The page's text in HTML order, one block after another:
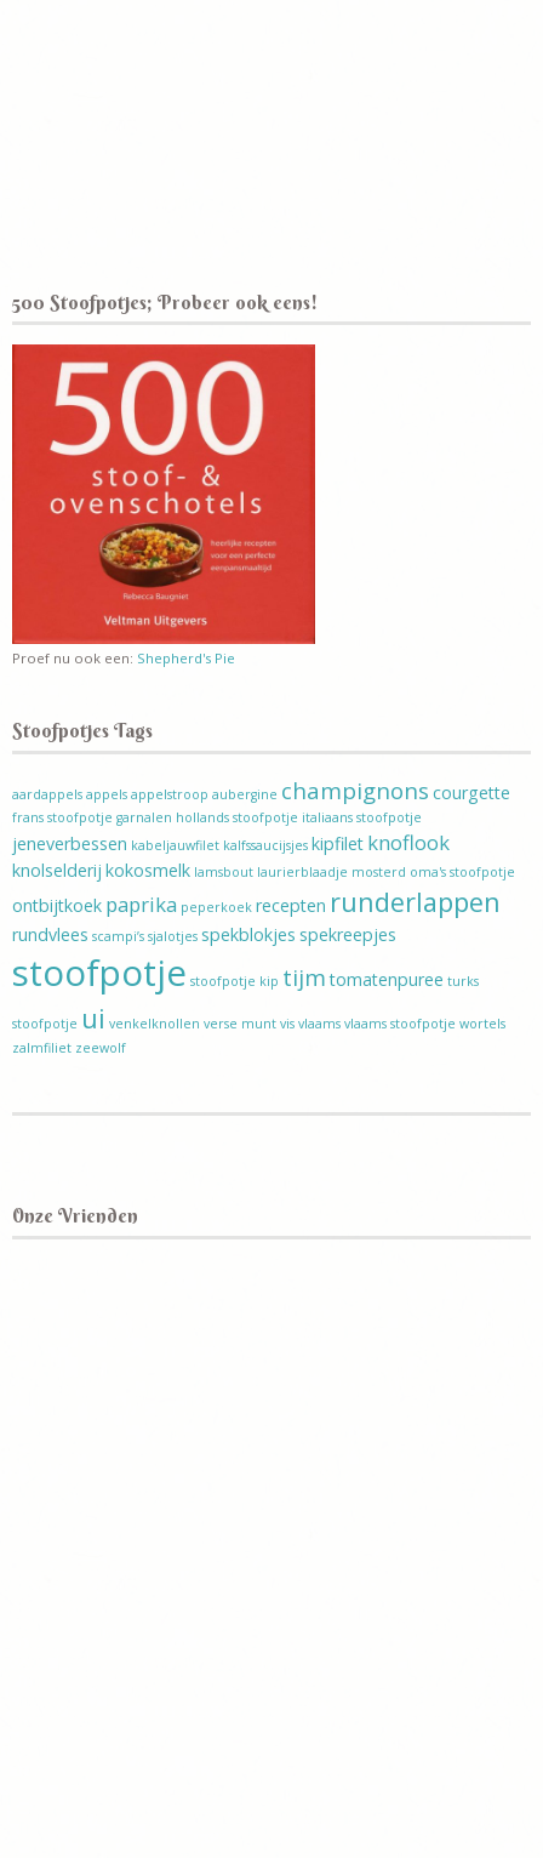
500 Stoofpotjes; Probeer ook eens!
Proef nu ook een: Shepherd's Pie
Stoofpotjes Tags
aardappels appels appelstroop aubergine champignons courgette
frans stoofpotje garnalen hollands stoofpotje italiaans stoofpotje
jeneverbessen kabeljauwfilet kalfssaucijsjes kipfilet knoflook
knolselderij kokosmelk lamsbout laurierblaadje mosterd oma's stoofpotje
ontbijtkoek paprika peperkoek recepten runderlappen
rundvlees scampi’s sjalotjes spekblokjes spekreepjes
stoofpotje stoofpotje kip tijm tomatenpuree turks
stoofpotje ui venkelknollen verse munt vis vlaams vlaams stoofpotje wortels
zalmfiliet zeewolf
Onze Vrienden